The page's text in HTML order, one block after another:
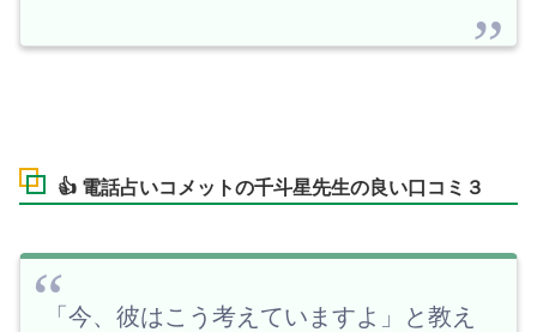
👍 電話占いコメットの千斗星先生の良い口コミ３
「今、彼はこう考えていますよ」と教え